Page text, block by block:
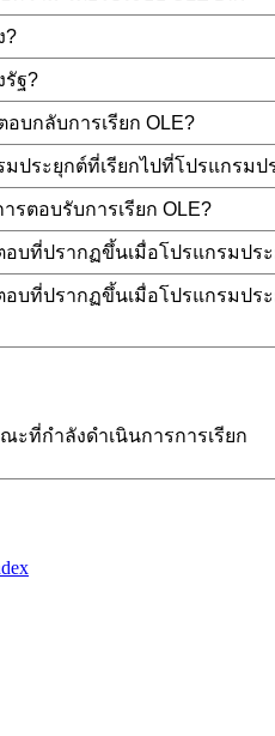
?
รัฐ?
บกลับการเรียก OLE?
ระยุกต์ที่เรียกไปที่โปรแกรมป
ตอบรับการเรียก OLE?
บที่ปรากฏขึ้นเมื่อโปรแกรมประ
บที่ปรากฏขึ้นเมื่อโปรแกรมปร
ะที่กำลังดำเนินการการเรียก